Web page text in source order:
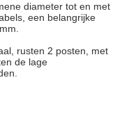
diameter tot en met
een belangrijke
rusten 2 posten, met
de lage